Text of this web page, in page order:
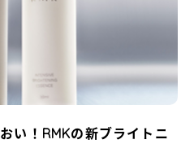
い！RMKの新ブライトニ